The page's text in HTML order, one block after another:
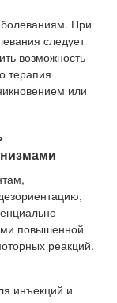
При
следует
возможность
терапия
или
повышенной
реакций.
инъекций и